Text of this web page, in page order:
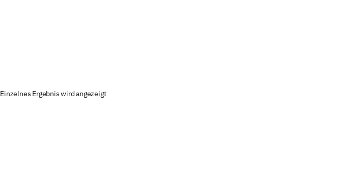
Einzelnes Ergebnis wird angezeigt